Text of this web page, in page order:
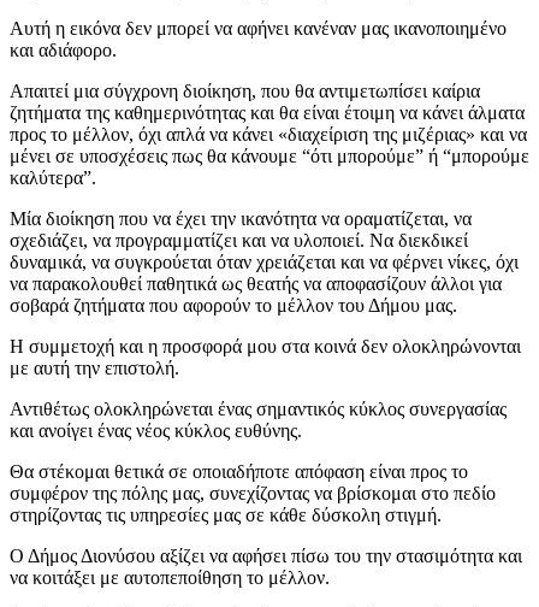
Αυτή η εικόνα δεν μπορεί να αφήνει κανέναν μας ικανοποιημένο
και αδιάφορο.
Απαιτεί μια σύγχρονη διοίκηση, που θα αντιμετωπίσει καίρια
ζητήματα της καθημερινότητας και θα είναι έτοιμη να κάνει άλματα
προς το μέλλον, όχι απλά να κάνει «διαχείριση της μιζέριας» και να
μένει σε υποσχέσεις πως θα κάνουμε “ότι μπορούμε” ή “μπορούμε
καλύτερα”.
Μία διοίκηση που να έχει την ικανότητα να οραματίζεται, να
σχεδιάζει, να προγραμματίζει και να υλοποιεί. Να διεκδικεί
δυναμικά, να συγκρούεται όταν χρειάζεται και να φέρνει νίκες, όχι
να παρακολουθεί παθητικά ως θεατής να αποφασίζουν άλλοι για
σοβαρά ζητήματα που αφορούν το μέλλον του Δήμου μας.
Η συμμετοχή και η προσφορά μου στα κοινά δεν ολοκληρώνονται
με αυτή την επιστολή.
Αντιθέτως ολοκληρώνεται ένας σημαντικός κύκλος συνεργασίας
και ανοίγει ένας νέος κύκλος ευθύνης.
Θα στέκομαι θετικά σε οποιαδήποτε απόφαση είναι προς το
συμφέρον της πόλης μας, συνεχίζοντας να βρίσκομαι στο πεδίο
στηρίζοντας τις υπηρεσίες μας σε κάθε δύσκολη στιγμή.
Ο Δήμος Διονύσου αξίζει να αφήσει πίσω του την στασιμότητα και
να κοιτάξει με αυτοπεποίθηση το μέλλον.